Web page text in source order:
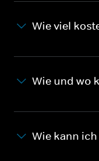
Wie viel
Wie und wo
Wie kann